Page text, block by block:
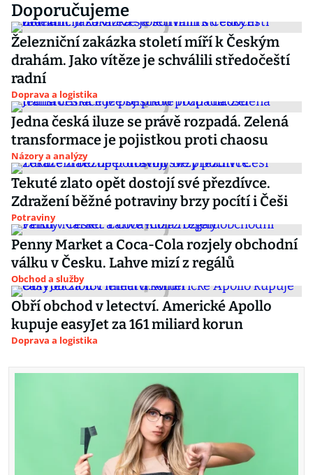
Doporučujeme
Železniční zakázka století míří k Českým
drahám. Jako vítěze je schválili středočeští
radní
Doprava a logistika
Jedna česká iluze se právě rozpadá. Zelená
transformace je pojistkou proti chaosu
Názory a analýzy
Tekuté zlato opět dostojí své přezdívce.
Zdražení běžné potraviny brzy pocítí i Češi
Potraviny
Penny Market a Coca-Cola rozjely obchodní
válku v Česku. Lahve mizí z regálů
Obchod a služby
Obří obchod v letectví. Americké Apollo
kupuje easyJet za 161 miliard korun
Doprava a logistika